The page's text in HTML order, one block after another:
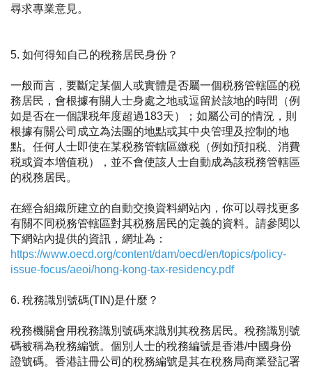
尋求專業意見。
5. 如何得知自己的稅務居民身份？
一般而言，要斷定某個人或實體是否屬一個税務管轄區的税
務居民，會根據有關人士身處之地或逗留於該地的時間（例
如是否在一個課税年度超過183天）；如屬公司的情況，則
根據有關公司成立為法團的地點或其中央管理及控制的地
點。任何人士即使在某税務管轄區繳税（例如預扣税、消費
税或資本增值税），並不會使該人士自動成為該税務管轄區
的税務居民。
在經合組織所建立的自動交換資料網站內，你可以尋找更多
有關不同税務管轄區對其税務居民的定義的資料。請參閱以
下網站內提供的資訊 ， 網址為：
https://www.oecd.org/content/dam/oecd/en/topics/policy-
issue-focus/aeoi/hong-kong-tax-residency.pdf
6. 稅務識別號碼(TIN)是什麼？
稅務機關會用稅務識別號碼來識別其稅務居民。稅務識別號
碼被稱為稅務編號。個別人士的稅務編號是香港/中國身份
證號碼。香港註冊公司的稅務編號是其在稅務局商業登記署